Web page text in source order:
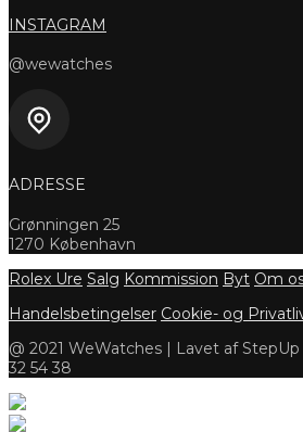
INSTAGRAM
@wewatches
ADRESSE
Grønningen 25
1270 København
Rolex Ure Salg Kommission Byt Om
Handelsbetingelser Cookie- og
@ 2021 WeWatches | Lavet af StepUp
32 54 38